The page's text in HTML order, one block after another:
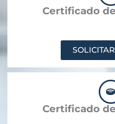
Certificado
Certificado